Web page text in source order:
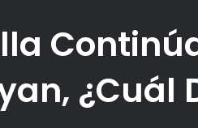
¿Cuál